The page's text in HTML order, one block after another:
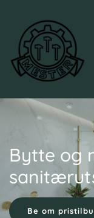
Bytte og
Be om